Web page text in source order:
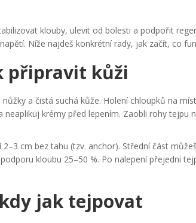
klouby, ulevit od bolesti a podpořit
Níže najdeš konkrétní rady, jak začít, co
připravit kůži
a čistá suchá kůže. Holení chloupků na
krémy před lepením. Zaobli rohy tejpu
cm bez tahu (tzv. anchor). Střední část
kloubu 25–50 %. Po nalepení přejedni
jak tejpovat